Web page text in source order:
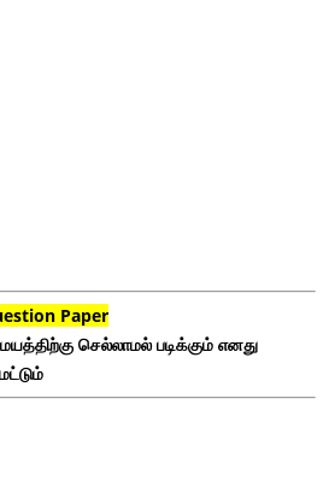
Paper
செல்லாமல் படிக்கும் எனது